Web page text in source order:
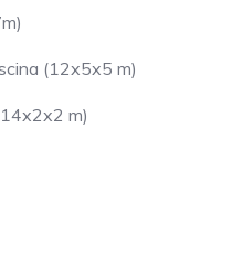
(12x5x5 m)
m)